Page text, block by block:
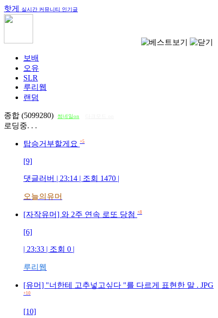
핫게 실시간 커뮤니티 인기글
보배
오유
SLR
루리웹
랜덤
종합 (5099280) 썸네일on
로딩중. . .
탑승거부할게요 +5
[9]
댓글러버 | 23:14 | 조회 1470 |
오늘의유머
[자작유머] 와 2주 연속 로또 당첨 +8
[6]
| 23:33 | 조회 0 |
루리웹
[유머] "너한테 고추넣고싶다 "를 다르게 표현한 말 . JPG
+10
[10]